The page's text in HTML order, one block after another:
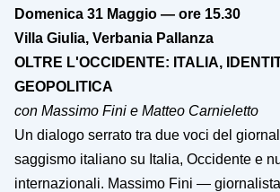
Domenica 31 Maggio — ore 15.30
Villa Giulia, Verbania Pallanza
OLTRE L'OCCIDENTE: ITALIA,
GEOPOLITICA
con Massimo Fini e Matteo Carnieletto
Un dialogo serrato tra due voci del
saggismo italiano su Italia, Occidente e
internazionali. Massimo Fini —